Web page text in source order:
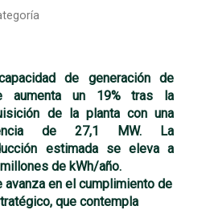
de generación de
aumenta un 19% tras la
de la planta con una
de 27,1 MW. La
estimada se eleva a
de kWh/año.
avanza en el cumplimiento de
que contempla